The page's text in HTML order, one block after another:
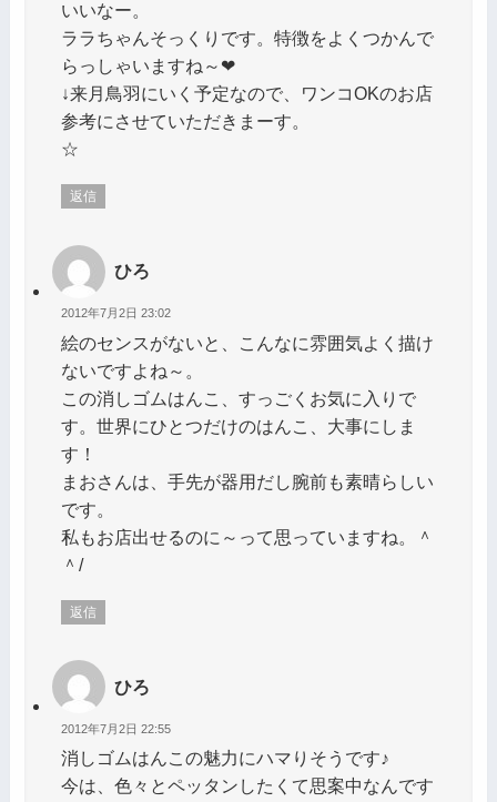
いいなー。
ララちゃんそっくりです。特徴をよくつかんで
らっしゃいますね～❤
↓来月鳥羽にいく予定なので、ワンコOKのお店
参考にさせていただきまーす。
☆
返信
ひろ
2012年7月2日 23:02
絵のセンスがないと、こんなに雰囲気よく描け
ないですよね～。
この消しゴムはんこ、すっごくお気に入りで
す。世界にひとつだけのはんこ、大事にしま
す！
まおさんは、手先が器用だし腕前も素晴らしい
です。
私もお店出せるのに～って思っていますね。＾
＾/
返信
ひろ
2012年7月2日 22:55
消しゴムはんこの魅力にハマりそうです♪
今は、色々とペッタンしたくて思案中なんです